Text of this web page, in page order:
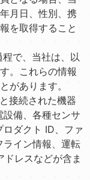
月日、性別、携
を取得すること
で、当社は、以
。これらの情報
があります。
続された機器
備、各種センサ
ダクト ID、ファ
イン情報、運転
レスなどが含ま